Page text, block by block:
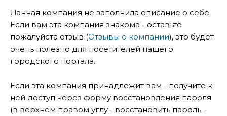
Данная компания не заполнила описание о себе.
Если вам эта компания знакома - оставьте
пожалуйста отзыв (Отзывы о компании), это будет
очень полезно для посетителей нашего
городского портала.
Если эта компания принадлежит вам - получите к
ней доступ через форму восстановления пароля
(в верхнем правом углу - восстановить пароль -